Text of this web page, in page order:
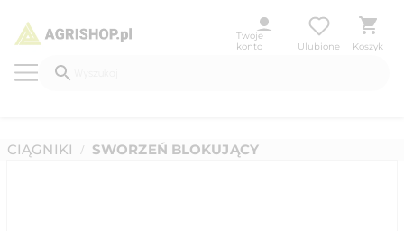
Twoje
konto
Ulubione Koszyk
CIĄGNIKI / SWORZEŃ BLOKUJĄCY